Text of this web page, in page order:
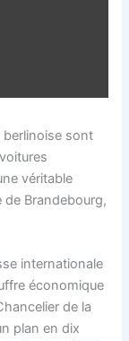
berlinoise sont
véritable
de Brandebourg,
internationale
économique
de la
plan en dix